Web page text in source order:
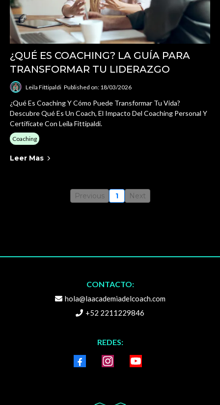
¿QUÉ ES COACHING? LA GUÍA PARA
TRANSFORMAR TU LIDERAZGO
Leila Fittipaldi Published on: 18/03/2026
¿Qué Es Coaching Y Cómo Puede Transformar Tu Vida?
Descubre Qué Es Un Coach, El Impacto Del Coaching Personal Y
Certifícate Con Leila Fittipaldi.
Coaching
Leer Mas
Previous 1 Next
CONTACTO:
hola@laacademiadelcoach.com
+52 2211229846
REDES: